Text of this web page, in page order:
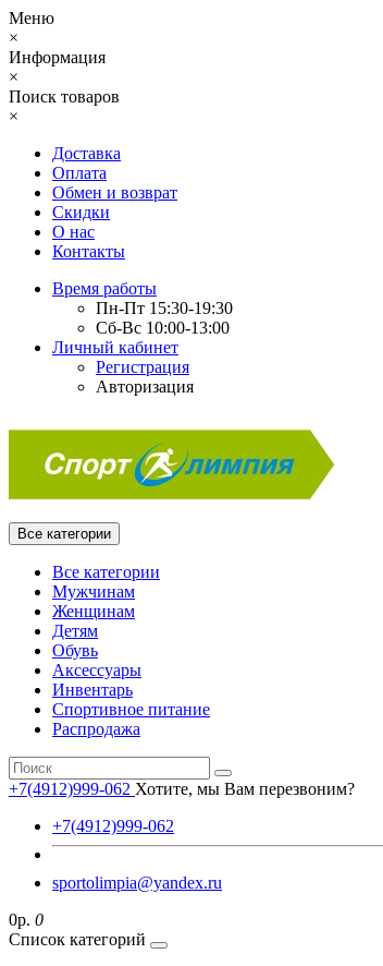
Меню
×
Информация
×
Поиск товаров
×
Доставка
Оплата
Обмен и возврат
Скидки
О нас
Контакты
Время работы
Пн-Пт 15:30-19:30
Сб-Вс 10:00-13:00
Личный кабинет
Регистрация
Авторизация
Все категории
Все категории
Мужчинам
Женщинам
Детям
Обувь
Аксессуары
Инвентарь
Спортивное питание
Распродажа
+7(4912)999-062 Хотите, мы Вам перезвоним?
+7(4912)999-062
sportolimpia@yandex.ru
0р. 0
Список категорий